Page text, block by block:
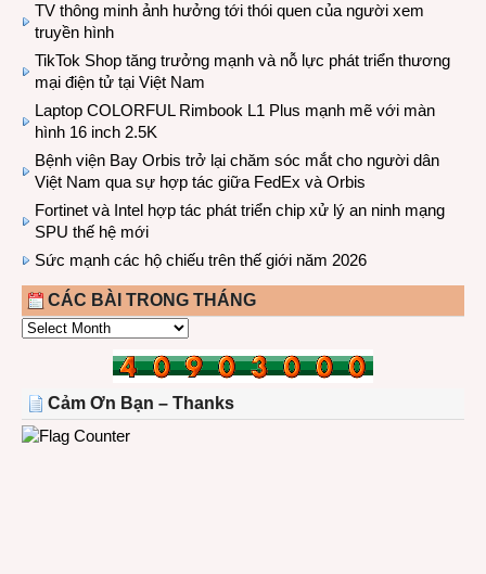
TV thông minh ảnh hưởng tới thói quen của người xem
truyền hình
TikTok Shop tăng trưởng mạnh và nỗ lực phát triển thương
mại điện tử tại Việt Nam
Laptop COLORFUL Rimbook L1 Plus mạnh mẽ với màn
hình 16 inch 2.5K
Bệnh viện Bay Orbis trở lại chăm sóc mắt cho người dân
Việt Nam qua sự hợp tác giữa FedEx và Orbis
Fortinet và Intel hợp tác phát triển chip xử lý an ninh mạng
SPU thế hệ mới
Sức mạnh các hộ chiếu trên thế giới năm 2026
CÁC BÀI TRONG THÁNG
CÁC
THÁNG
Cảm Ơn Bạn – Thanks